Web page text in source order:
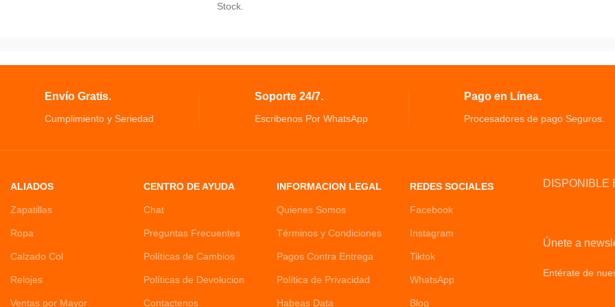
Hecho de vidrio sin plomo y acero inoxidable
de alta calidad.
Stock.
filtro es fácil de desmontar y limpiar.
produce un sabor fuerte y delicioso
para los entusiastas del café en todas
antiadherente.
Envío Gratis.
Cumplimiento y Seriedad
Soporte 24/7.
Escribenos Por WhatsApp
Pago en Línea.
Procesadores de pago Seguros.
ALIADOS
Zapatillas
Ropa
Calzado Col
Relojes
Ventas por Mayor
CENTRO DE AYUDA
Chat
Preguntas Frecuentes
Políticas de Cambios
Políticas de Devolucion
Contactenos
INFORMACION LEGAL
Quienes Somos
Términos y Condiciones
Pagos Contra Entrega
Política de Privacidad
Habeas Data
REDES SOCIALES
Facebook
Instagram
Tiktok
WhatsApp
Blog
DISPONIBLE
Únete a
Entérate de